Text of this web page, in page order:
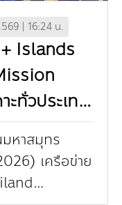
| 16:24 น.
Islands
ะทั่วประเทศ
างยั่งยืน
หาสมุทร
เครือข่าย